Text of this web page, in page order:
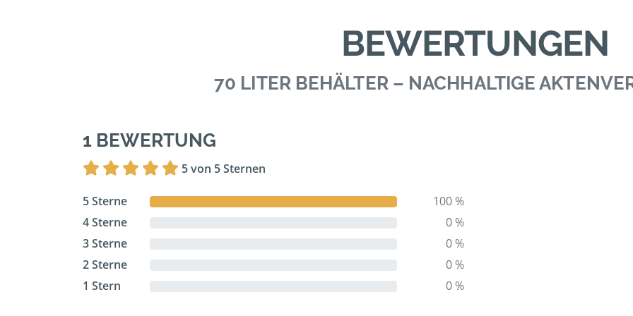
BEWERTUNGEN
70 LITER BEHÄLTER – NACHHALTIGE
1 BEWERTUNG
5 von 5 Sternen
5 Sterne
100 %
4 Sterne
0 %
3 Sterne
0 %
2 Sterne
0 %
1 Stern
0 %